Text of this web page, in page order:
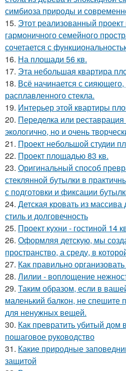
симбиоза природы и
15. Этот реализованный
гармоничного семейного
сочетается с
16. На площади 56 кв.
17. Эта небольшая квартира
18. Всё начинается с
расплавленного стекла.
19. Интерьер этой квартиры
20. Переделка или
экологично, но и очень
21. Проект небольшой студии
22. Проект площадью 83 кв.
23. Оригинальный способ
стеклянной бутылки в
с подготовки и фиксации
24. Детская кровать из массива
стиль и долговечность
25. Проект кухни - гостиной 14
26. Оформляя детскую, мы
пространство, а среду, в
27. Как правильно
28. Лилии - воплощение
29. Таким образом, если в
маленький балкон, не спешите
для ненужных вещей.
30. Как превратить убитый дом
пошаговое руководство
31. Какие природные
защитой